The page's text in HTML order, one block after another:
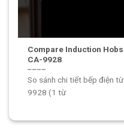
Compare Induction Hobs
CA-9928
So sánh chi tiết bếp điện
9928 (1 từ